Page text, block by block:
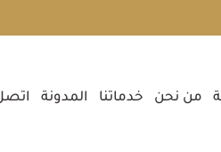
من نحن خدماتنا المدونة